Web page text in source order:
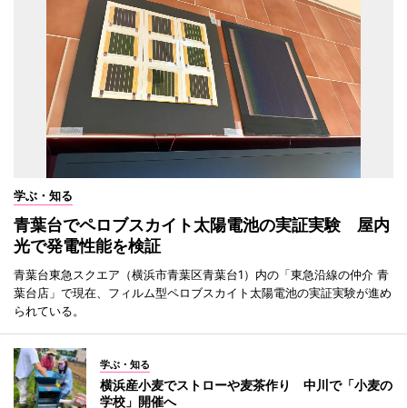
学ぶ・知る
青葉台でペロブスカイト太陽電池の実証実験 屋内
光で発電性能を検証
青葉台東急スクエア（横浜市青葉区青葉台1）内の「東急沿線の仲介 青
葉台店」で現在、フィルム型ペロブスカイト太陽電池の実証実験が進め
られている。
学ぶ・知る
横浜産小麦でストローや麦茶作り 中川で「小麦の
学校」開催へ